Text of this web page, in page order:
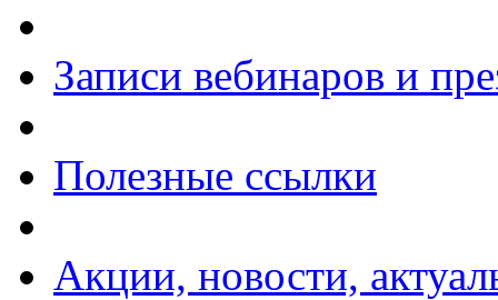
Записи вебинаров и
Полезные ссылки
Акции, новости,